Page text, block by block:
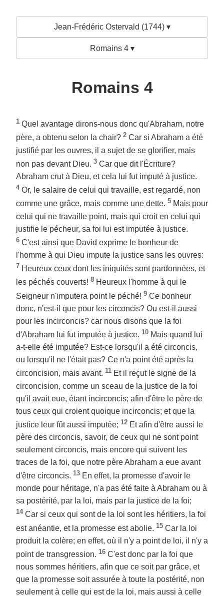
Jean-Frédéric Ostervald (1744) ▾
Romains 4 ▾
Romains 4
1 Quel avantage dirons-nous donc qu'Abraham, notre
père, a obtenu selon la chair? 2 Car si Abraham a été
justifié par les ouvres, il a sujet de se glorifier, mais
non pas devant Dieu. 3 Car que dit l'Écriture?
Abraham crut à Dieu, et cela lui fut imputé à justice.
4 Or, le salaire de celui qui travaille, est regardé, non
comme une grâce, mais comme une dette. 5 Mais pour
celui qui ne travaille point, mais qui croit en celui qui
justifie le pécheur, sa foi lui est imputée à justice.
6 C'est ainsi que David exprime le bonheur de
l'homme à qui Dieu impute la justice sans les ouvres:
7 Heureux ceux dont les iniquités sont pardonnées, et
les péchés couverts! 8 Heureux l'homme à qui le
Seigneur n'imputera point le péché! 9 Ce bonheur
donc, n'est-il que pour les circoncis? Ou est-il aussi
pour les incirconcis? car nous disons que la foi
d'Abraham lui fut imputée à justice. 10 Mais quand lui
a-t-elle été imputée? Est-ce lorsqu'il a été circoncis,
ou lorsqu'il ne l'était pas? Ce n'a point été après la
circoncision, mais avant. 11 Et il reçut le signe de la
circoncision, comme un sceau de la justice de la foi
qu'il avait eue, étant incirconcis; afin d'être le père de
tous ceux qui croient quoique incirconcis; et que la
justice leur fût aussi imputée; 12 Et afin d'être aussi le
père des circoncis, savoir, de ceux qui ne sont point
seulement circoncis, mais encore qui suivent les
traces de la foi, que notre père Abraham a eue avant
d'être circoncis. 13 En effet, la promesse d'avoir le
monde pour héritage, n'a pas été faite à Abraham ou à
sa postérité, par la loi, mais par la justice de la foi;
14 Car si ceux qui sont de la loi sont les héritiers, la foi
est anéantie, et la promesse est abolie. 15 Car la loi
produit la colère; en effet, où il n'y a point de loi, il n'y a
point de transgression. 16 C'est donc par la foi que
nous sommes héritiers, afin que ce soit par grâce, et
que la promesse soit assurée à toute la postérité, non
seulement à celle qui est de la loi, mais aussi à celle